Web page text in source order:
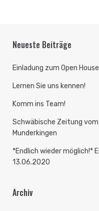
Neueste Beiträge
Einladung zum Open
Lernen Sie uns kennen!
Komm ins Team!
Schwäbische Zeitung vom
Munderkingen
*Endlich wieder möglich!*
13.06.2020
Archiv